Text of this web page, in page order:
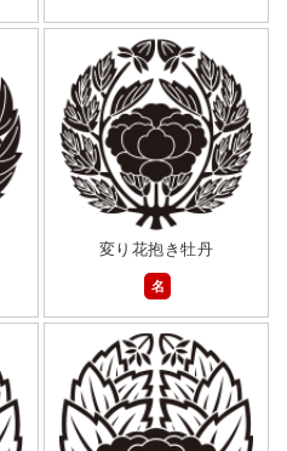
変り花抱き牡丹
名